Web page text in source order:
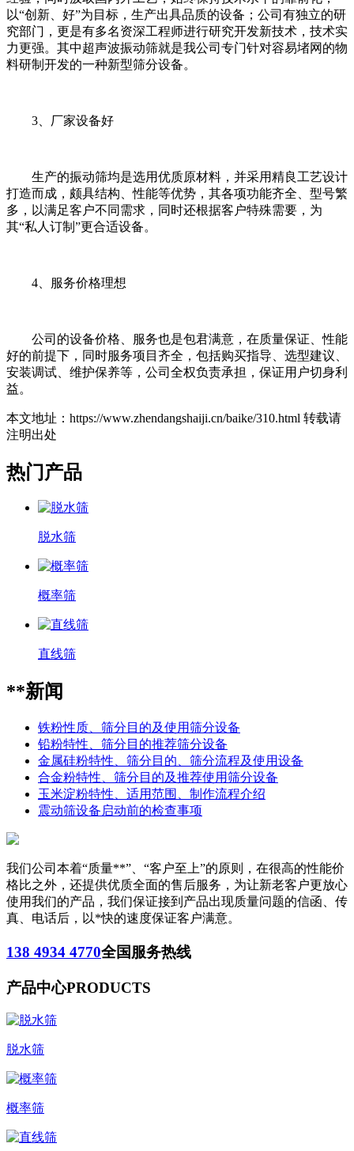
以“创新、好”为目标，生产出具品质的设备；公司有独立的研
究部门，更是有多名资深工程师进行研究开发新技术，技术实
力更强。其中超声波振动筛就是我公司专门针对容易堵网的物
料研制开发的一种新型筛分设备。
3、厂家设备好
生产的振动筛均是选用优质原材料，并采用精良工艺设计
打造而成，颇具结构、性能等优势，其各项功能齐全、型号繁
多，以满足客户不同需求，同时还根据客户特殊需要，为
其“私人订制”更合适设备。
4、服务价格理想
公司的设备价格、服务也是包君满意，在质量保证、性能
好的前提下，同时服务项目齐全，包括购买指导、选型建议、
安装调试、维护保养等，公司全权负责承担，保证用户切身利
益。
本文地址：https://www.zhendangshaiji.cn/baike/310.html 转载请
注明出处
热门产品
脱水筛
概率筛
直线筛
**新闻
铁粉性质、筛分目的及使用筛分设备
铅粉特性、筛分目的推荐筛分设备
金属硅粉特性、筛分目的、筛分流程及使用设备
合金粉特性、筛分目的及推荐使用筛分设备
玉米淀粉特性、适用范围、制作流程介绍
震动筛设备启动前的检查事项
我们公司本着“质量**”、“客户至上”的原则，在很高的性能价
格比之外，还提供优质全面的售后服务，为让新老客户更放心
使用我们的产品，我们保证接到产品出现质量问题的信函、传
真、电话后，以*快的速度保证客户满意。
138 4934 4770全国服务热线
产品中心PRODUCTS
脱水筛
概率筛